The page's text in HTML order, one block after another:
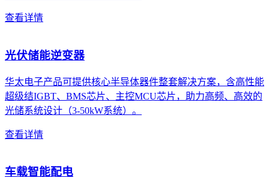
查看详情
光伏储能逆变器
华太电子产品可提供核心半导体器件整套解决方案，含高性能
超级结IGBT、BMS芯片、主控MCU芯片，助力高频、高效的
光储系统设计（3-50kW系统）。
查看详情
车载智能配电